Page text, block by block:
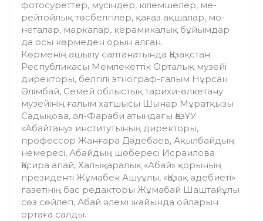
фотосуреттер, мүсіндер, кілем­ше­лер, ме­
рейтойлық төсбелгілер, қағаз ақ­­шалар, мо­
неталар, маркалар, керами­ка­лық бұйым­дар
да осы көрмеден орын алған.
Көрменің ашылу салтанатында Қазақ­стан
Республикасы Мемлекеттік Орталық му­зейі
директоры, белгілі этнограф-ғалым Нұрсан
Әлімбай, Семей облыстық тарихи-өлкетану
музейінің ғалым хатшысы Шынар Мұратқызы
Садықова, әл-Фараби атындағы ҚазҰУ
«Абайтану» институтының директоры,
профессор Жанғара Дәдебаев, Ақылбайдың
не­мересі, Абайдың шөбересі Исраилова
Қасира апай, Халықаралық «Абай» қорының
президенті Жұмабек Ашуұлы, «Қазақ әде­биеті»
газетінің бас редакторы Жұмабай Шаш­тайұлы
сөз сөйлеп, Абай әлемі жайында ойларын
ортаға салды.